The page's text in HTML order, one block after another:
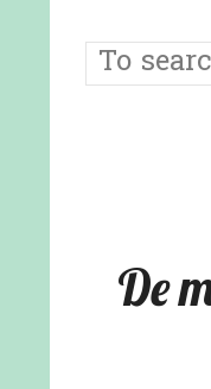
De